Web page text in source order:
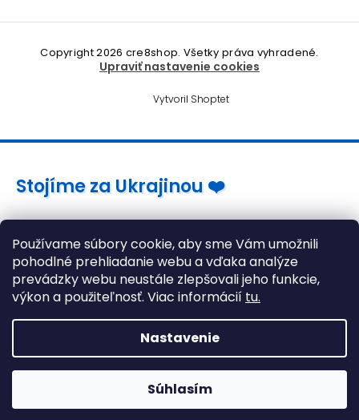
Používame súbory cookie, aby sme Vám umožnili
pohodlné prehliadanie webu a vďaka analýze
prevádzky webu neustále zlepšovali jeho funkcie,
výkon a použiteľnosť. Viac informácií tu.
Nastavenie
Súhlasím
Vytvoril Shoptet
Copyright 2026 cre8shop. Všetky práva vyhradené.
Upraviť nastavenie cookies
Stojíme za Ukrajinou ❤️
Ako a čím pomôcť »